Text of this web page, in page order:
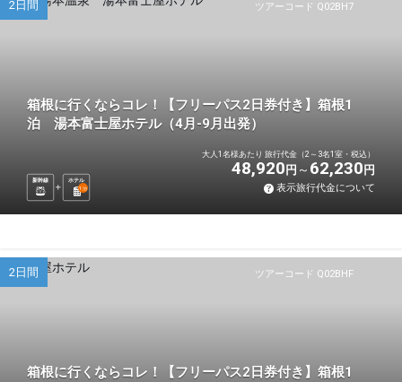
ツアーコード Q02BH7
2日間
箱根に行くならコレ！【フリーパス2日券付き】箱根1
泊 湯本富士屋ホテル（4月-9月出発）
新幹線
ホテル
1 泊
大人1名様あたり 旅行代金（2～3名1室・税込）
48,920 円 62,230 円
表示旅行代金について
ツアーコード Q02BHF
2日間
箱根に行くならコレ！【フリーパス2日券付き】箱根1